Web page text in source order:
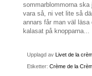
sommarblommorna
vara så, ni vet lite så
annars får man väl
kalasat på knopparna...
Upplagd av Livet de la
Etiketter: Crème de la